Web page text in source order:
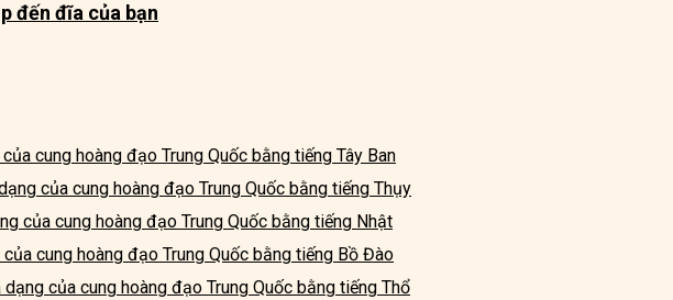
đến đĩa của bạn
cung hoàng đạo Trung Quốc bằng tiếng Tây Ban
của cung hoàng đạo Trung Quốc bằng tiếng Thụy
của cung hoàng đạo Trung Quốc bằng tiếng Nhật
cung hoàng đạo Trung Quốc bằng tiếng Bồ Đào
của cung hoàng đạo Trung Quốc bằng tiếng Thổ